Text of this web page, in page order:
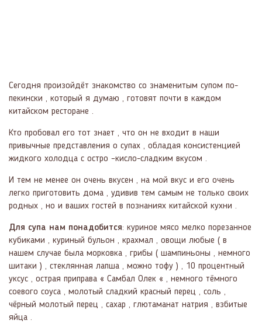
Сегодня произойдёт знакомство со знаменитым супом по-
пекински , который я думаю , готовят почти в каждом
китайском ресторане .
Кто пробовал его тот знает , что он не входит в наши
привычные представления о супах , обладая консистенцией
жидкого холодца с остро –кисло-сладким вкусом .
И тем не менее он очень вкусен , на мой вкус и его очень
легко приготовить дома , удивив тем самым не только своих
родных , но и ваших гостей в познаниях китайской кухни .
Для супа нам понадобится: куриное мясо мелко порезанное
кубиками , куриный бульон , крахмал , овощи любые ( в
нашем случае была морковка , грибы ( шампиньоны , немного
шитаки ) , стеклянная лапша , можно тофу ) , 10 процентный
уксус , острая приправа « Самбал Олек « , немного тёмного
соевого соуса , молотый сладкий красный перец , соль ,
чёрный молотый перец , сахар , глютаманат натрия , взбитые
яйца .